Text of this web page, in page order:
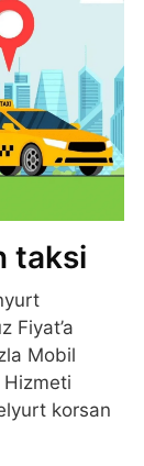
taksi
Fiyat’a
Mobil
korsan